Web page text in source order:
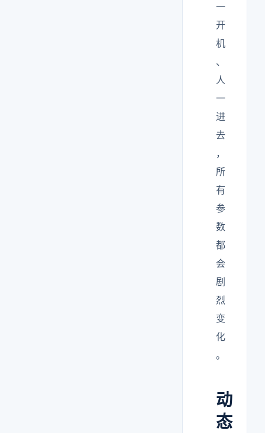
一
开
机
、
人
一
进
去
，
所
有
参
数
都
会
剧
烈
变
化
。
动
态